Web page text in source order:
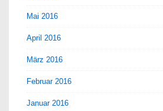
Mai 2016
April 2016
März 2016
Februar 2016
Januar 2016